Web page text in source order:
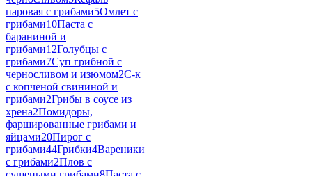
паровая с грибами5Омлет с
грибами10Паста с
бараниной и
грибами12Голубцы с
грибами7Суп грибной с
черносливом и изюмом2С-к
с копченой свининой и
грибами2Грибы в соусе из
хрена2Помидоры,
фаршированные грибами и
яйцами20Пирог с
грибами44Грибки4Вареники
с грибами2Плов с